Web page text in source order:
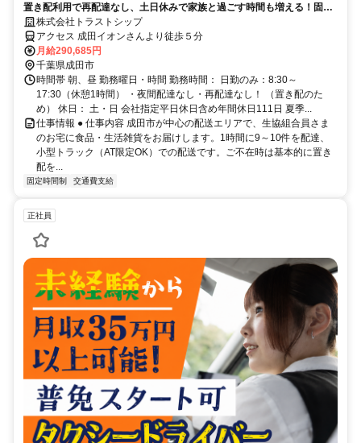
置き配利用で再配達なし、土日休みで家族と過ごす時間も増える！固定
ルートで未経験でも安心
株式会社トラストシップ
アクセス 成田イオンさんより徒歩５分
月給290,685円
千葉県成田市
時間帯 朝、昼 勤務曜日・時間 勤務時間： 日勤のみ：8:30～
17:30（休憩1時間） ・夜間配達なし・再配達なし！ （置き配のた
め） 休日： 土・日 会社指定平日休日含め年間休日111日 夏季...
仕事情報 ● 仕事内容 成田市が中心の配送エリアで、生協組合員さま
のお宅に食品・生活雑貨をお届けします。1時間に9～10件を配達、
小型トラック（AT限定OK）での配送です。ご不在時は基本的に置き
配を...
固定時間制 交通費支給
正社員